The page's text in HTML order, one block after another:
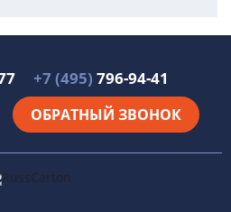
+7 (495) 796-94-41
ОБРАТНЫЙ ЗВОНОК